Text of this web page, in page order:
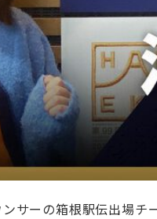
サーの箱根駅伝出場チ